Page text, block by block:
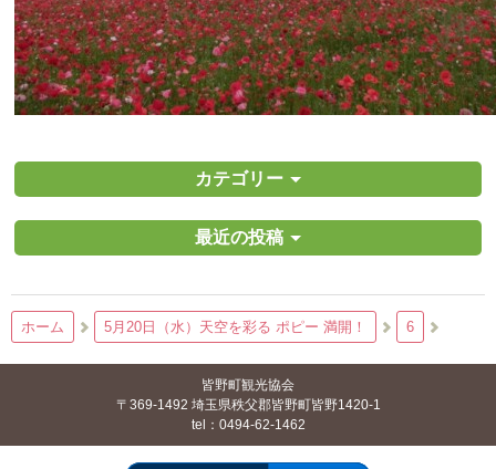
カテゴリー
最近の投稿
ホーム 5月20日（水）天空を彩る ポピー 満開！ 6
皆野町観光協会
〒369-1492 埼玉県秩父郡皆野町皆野1420-1
tel：0494-62-1462